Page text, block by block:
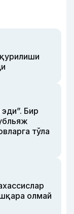
Бир
тўла
олмай